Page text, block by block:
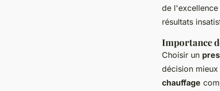
de
résultats
Importance
Choisir un
décision
chauffage